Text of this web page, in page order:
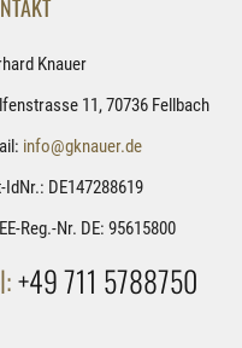
Knauer
11, 70736 Fellbach
info@gknauer.de
IdNr.: DE147288619
Reg.-Nr. DE: 95615800
+49 711 5788750